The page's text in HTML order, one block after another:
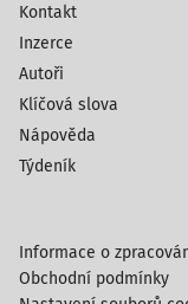
Kontakt
Inzerce
Autoři
Klíčová slova
Nápověda
Týdeník
Informace o
Obchodní podmínky